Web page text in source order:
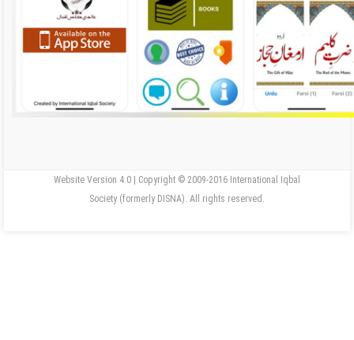
Website Version 4.0 | Copyright © 2009-2016 International Iqbal
Society (formerly DISNA). All rights reserved.